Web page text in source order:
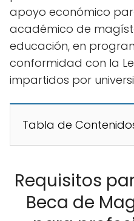
apoyo económico
académico de
educación, en
conformidad con la
impartidos por
Tabla de
Requisitos
Beca de